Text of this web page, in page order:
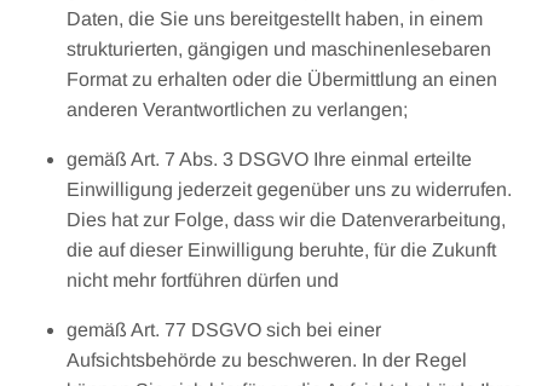
Daten, die Sie uns bereitgestellt haben, in einem
strukturierten, gängigen und maschinenlesebaren
Format zu erhalten oder die Übermittlung an einen
anderen Verantwortlichen zu verlangen;
gemäß Art. 7 Abs. 3 DSGVO Ihre einmal erteilte
Einwilligung jederzeit gegenüber uns zu widerrufen.
Dies hat zur Folge, dass wir die Datenverarbeitung,
die auf dieser Einwilligung beruhte, für die Zukunft
nicht mehr fortführen dürfen und
gemäß Art. 77 DSGVO sich bei einer
Aufsichtsbehörde zu beschweren. In der Regel